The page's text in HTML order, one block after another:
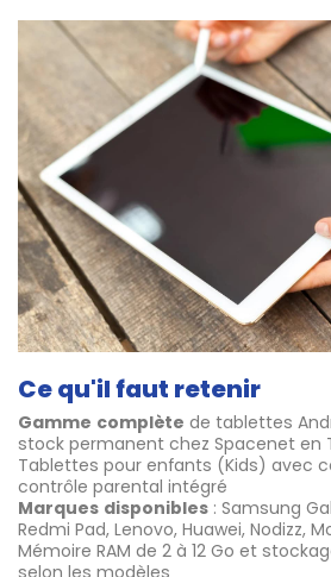
Ce qu'il faut retenir
Gamme complète de tablettes
stock permanent chez Spacenet en
Tablettes pour enfants (Kids) avec
contrôle parental intégré
Marques disponibles : Samsung
Redmi Pad, Lenovo, Huawei, Nodizz,
Mémoire RAM de 2 à 12 Go et
selon les modèles